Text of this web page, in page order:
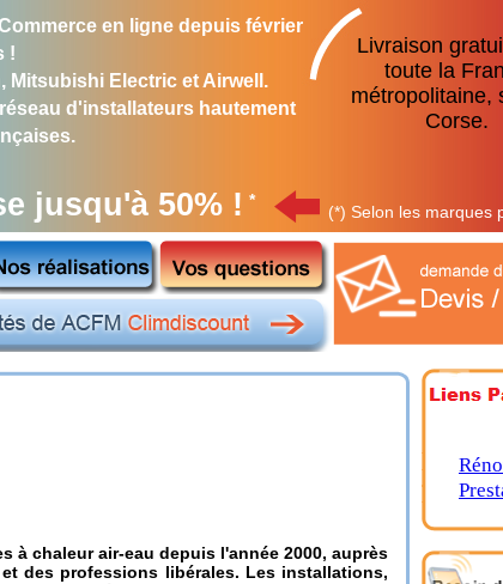
en ligne depuis février
!
Mitsubishi Electric et Airwell.
d'installateurs hautement
Livraison
toute la
métropolitaine,
Corse.
jusqu'à 50% ! *
(*) Selon les marques
à chaleur air-eau depuis l'année 2000, auprès
des professions libérales. Les installations,